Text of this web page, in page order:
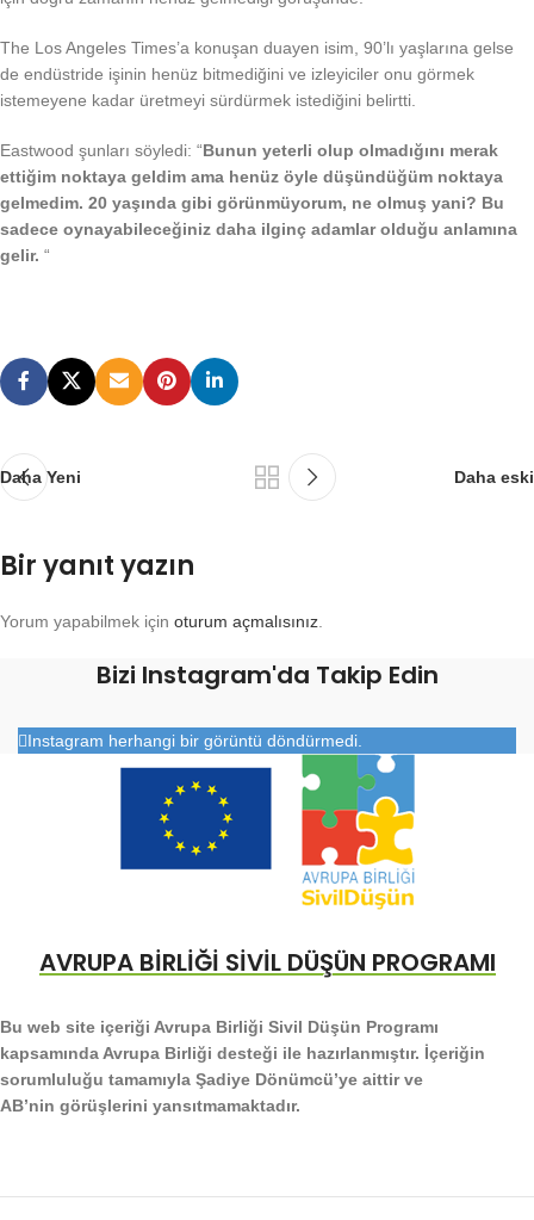
The Los Angeles Times’a konuşan duayen isim, 90’lı yaşlarına gelse
de endüstride işinin henüz bitmediğini ve izleyiciler onu görmek
istemeyene kadar üretmeyi sürdürmek istediğini belirtti.
Eastwood şunları söyledi: “Bunun yeterli olup olmadığını merak
ettiğim noktaya geldim ama henüz öyle düşündüğüm noktaya
gelmedim. 20 yaşında gibi görünmüyorum, ne olmuş yani? Bu
sadece oynayabileceğiniz daha ilginç adamlar olduğu anlamına
gelir. “
Daha Yeni Daha eski
Bir yanıt yazın
Yorum yapabilmek için oturum açmalısınız
Bizi Instagram'da Takip Edin
Instagram herhangi bir görüntü döndürmedi.
AVRUPA BİRLİĞİ SİVİL DÜŞÜN PROGRAMI
Bu web site içeriği Avrupa Birliği Sivil Düşün Programı
kapsamında Avrupa Birliği desteği ile hazırlanmıştır. İçeriğin
sorumluluğu tamamıyla Şadiye Dönümcü’ye aittir ve
AB’nin görüşlerini yansıtmamaktadır.